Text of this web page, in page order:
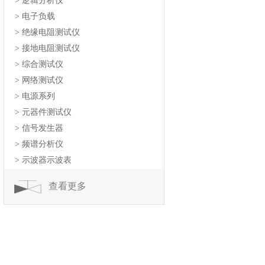
> 电子负载
> 绝缘电阻测试仪
> 接地电阻测试仪
> 综合测试仪
> 网络测试仪
> 电源系列
> 元器件测试仪
> 信号发生器
> 频谱分析仪
> 示波器示波表
查看更多